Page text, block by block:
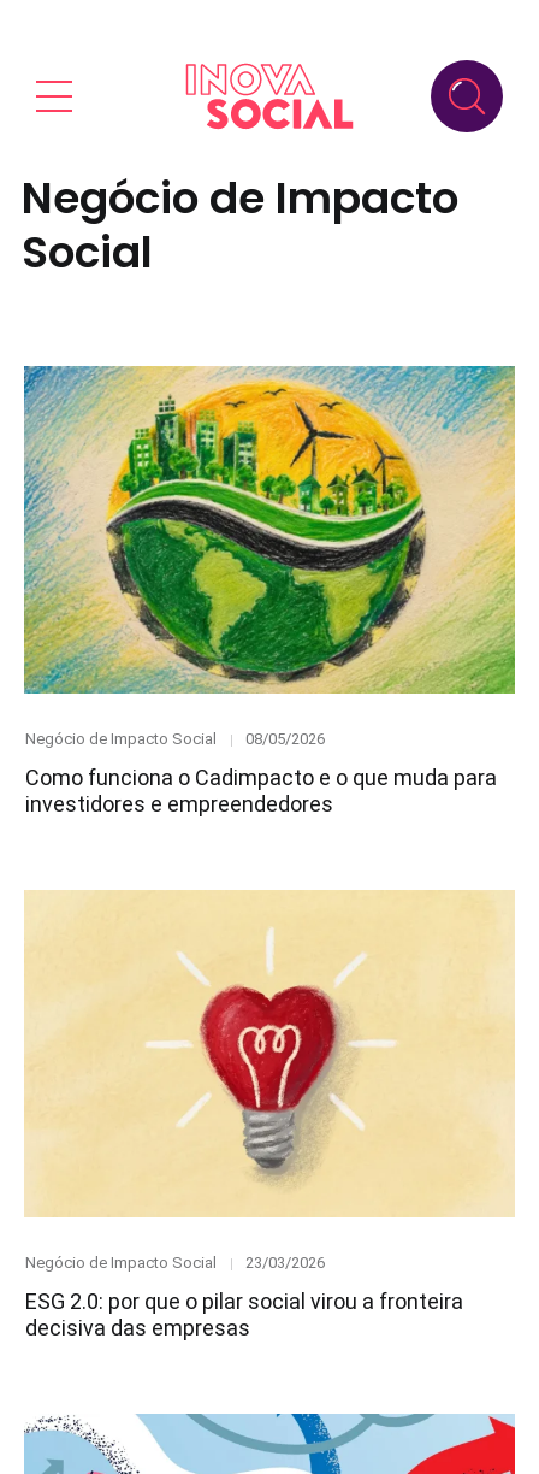
Negócio de Impacto
Social
Category
Negócio de Impacto Social
Posted
08/05/2026
Como funciona o Cadimpacto e o que muda para
investidores e empreendedores
Category
Negócio de Impacto Social
Posted
23/03/2026
ESG 2.0: por que o pilar social virou a fronteira
decisiva das empresas